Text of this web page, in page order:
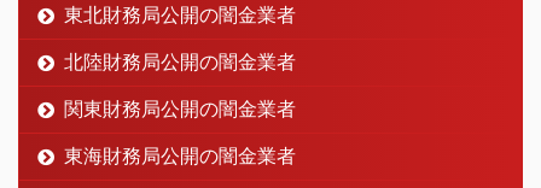
東北財務局公開の闇金業者
北陸財務局公開の闇金業者
関東財務局公開の闇金業者
東海財務局公開の闇金業者